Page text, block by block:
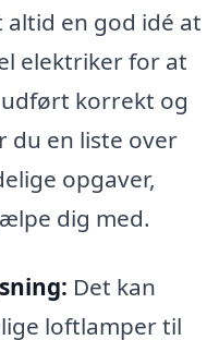
en god idé at
elektriker for at
korrekt og
du en liste over
opgaver,
dig med.
Det kan
loftlamper til